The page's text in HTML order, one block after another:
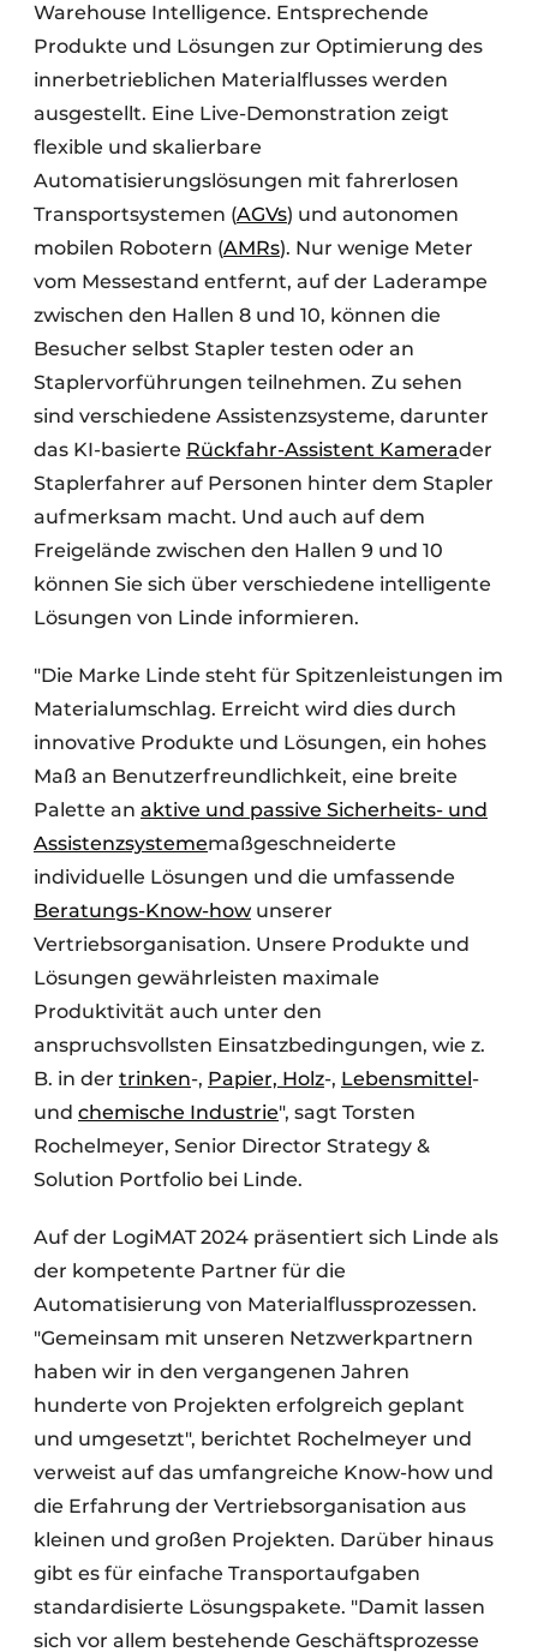
Warehouse Intelligence. Entsprechende
Produkte und Lösungen zur Optimierung des
innerbetrieblichen Materialflusses werden
ausgestellt. Eine Live-Demonstration zeigt
flexible und skalierbare
Automatisierungslösungen mit fahrerlosen
Transportsystemen (AGVs) und autonomen
mobilen Robotern (AMRs). Nur wenige Meter
vom Messestand entfernt, auf der Laderampe
zwischen den Hallen 8 und 10, können die
Besucher selbst Stapler testen oder an
Staplervorführungen teilnehmen. Zu sehen
sind verschiedene Assistenzsysteme, darunter
das KI-basierte Rückfahr-Assistent Kamerader
Staplerfahrer auf Personen hinter dem Stapler
aufmerksam macht. Und auch auf dem
Freigelände zwischen den Hallen 9 und 10
können Sie sich über verschiedene intelligente
Lösungen von Linde informieren.
"Die Marke Linde steht für Spitzenleistungen im
Materialumschlag. Erreicht wird dies durch
innovative Produkte und Lösungen, ein hohes
Maß an Benutzerfreundlichkeit, eine breite
Palette an aktive und passive Sicherheits- und
Assistenzsystememaßgeschneiderte
individuelle Lösungen und die umfassende
Beratungs-Know-how unserer
Vertriebsorganisation. Unsere Produkte und
Lösungen gewährleisten maximale
Produktivität auch unter den
anspruchsvollsten Einsatzbedingungen, wie z.
B. in der trinken-, Papier, Holz-, Lebensmittel-
und chemische Industrie", sagt Torsten
Rochelmeyer, Senior Director Strategy &
Solution Portfolio bei Linde.
Auf der LogiMAT 2024 präsentiert sich Linde als
der kompetente Partner für die
Automatisierung von Materialflussprozessen.
"Gemeinsam mit unseren Netzwerkpartnern
haben wir in den vergangenen Jahren
hunderte von Projekten erfolgreich geplant
und umgesetzt", berichtet Rochelmeyer und
verweist auf das umfangreiche Know-how und
die Erfahrung der Vertriebsorganisation aus
kleinen und großen Projekten. Darüber hinaus
gibt es für einfache Transportaufgaben
standardisierte Lösungspakete. "Damit lassen
sich vor allem bestehende Geschäftsprozesse